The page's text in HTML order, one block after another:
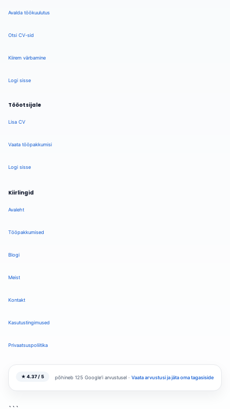
Avalda töökuulutus
Otsi CV-sid
Kiirem värbamine
Logi sisse
Tööotsijale
Lisa CV
Vaata tööpakkumisi
Logi sisse
Kiirlingid
Avaleht
Tööpakkumised
Blogi
Meist
Kontakt
Kasutustingimused
Privaatsuspoliitika
★ 4.37 / 5 põhineb 125 Google'i arvustusel · Vaata arvustusi ja jäta oma tagasiside